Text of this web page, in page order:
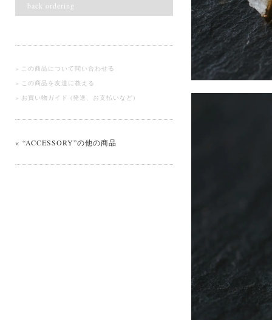
back ordering
» この商品について問い合わせる
» この商品を友達に教える
» お買い物ガイド (発送、お支払いなど)
« “ACCESSORY”の他の商品